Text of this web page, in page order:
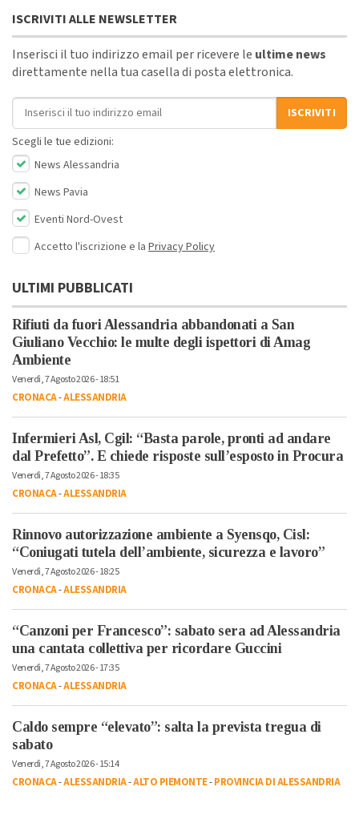
ISCRIVITI ALLE NEWSLETTER
Inserisci il tuo indirizzo email per ricevere le ultime news
direttamente nella tua casella di posta elettronica.
Indirizzo email
ISCRIVITI
Scegli le tue edizioni:
News Alessandria
News Pavia
Eventi Nord-Ovest
Accetto l'iscrizione e la Privacy Policy
ULTIMI PUBBLICATI
Rifiuti da fuori Alessandria abbandonati a San
Giuliano Vecchio: le multe degli ispettori di Amag
Ambiente
Venerdì, 7 Agosto 2026 - 18:51
CRONACA-ALESSANDRIA
Infermieri Asl, Cgil: “Basta parole, pronti ad andare
dal Prefetto”. E chiede risposte sull’esposto in Procura
Venerdì, 7 Agosto 2026 - 18:35
CRONACA-ALESSANDRIA
Rinnovo autorizzazione ambiente a Syensqo, Cisl:
“Coniugati tutela dell’ambiente, sicurezza e lavoro”
Venerdì, 7 Agosto 2026 - 18:25
CRONACA-ALESSANDRIA
“Canzoni per Francesco”: sabato sera ad Alessandria
una cantata collettiva per ricordare Guccini
Venerdì, 7 Agosto 2026 - 17:35
CRONACA-ALESSANDRIA
Caldo sempre “elevato”: salta la prevista tregua di
sabato
Venerdì, 7 Agosto 2026 - 15:14
CRONACA-ALESSANDRIA-ALTO PIEMONTE-PROVINCIA DI ALESSANDRIA